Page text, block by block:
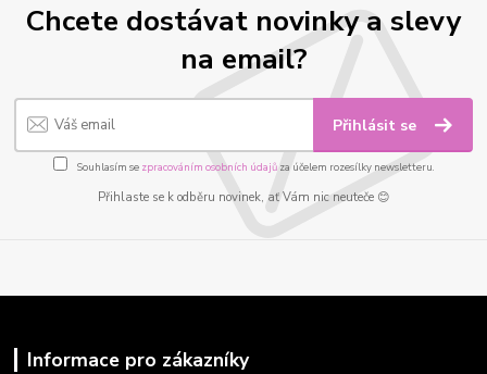
Chcete dostávat novinky a slevy
na email?
Přihlásit se
Souhlasím se zpracováním osobních údajůza účelem rozesílky newsletteru.
Přihlaste se k odběru novinek, ať Vám nic neuteče 😊
Informace pro zákazníky